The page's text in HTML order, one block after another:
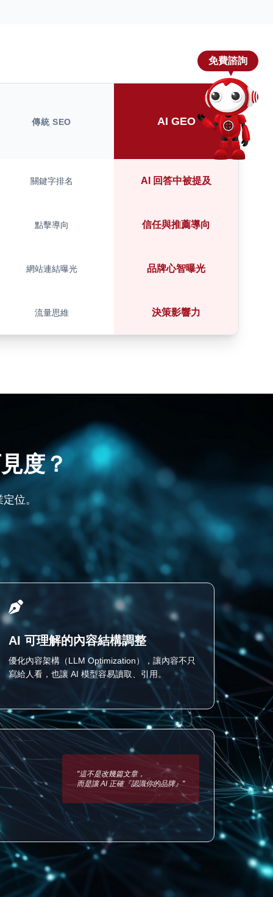
傳統 SEO AI GEO
關鍵字排名 AI 回答中被提及
點擊導向 信任與推薦導向
網站連結曝光 品牌心智曝光
流量思維 決策影響力
度？
位。
AI 可理解的內容結構調整
優化內容架構（LLM Optimization），讓內容不只
寫給人看，也讓 AI 模型容易讀取、引用。
"這不是改幾篇文章，
而是讓 AI 正確『認識你的品牌』"
免費諮詢